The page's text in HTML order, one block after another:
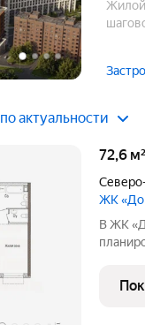
Жилой
по актуальности
72,6
ЖК
В ЖК